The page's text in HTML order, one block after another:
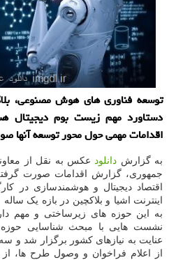
توسعه فناوری های هوش مصنوعی،
اقدامات مهمی حول محور توسعه آنها
به گزارش دانلود عکس به نقل از
جمهوری، گزارش اقدامات صورت
اقتصاد دیجیتال و هوشمندسازی در
به این حوزه های زیرساختی و مهم
نشست هایی با مبحث شناسایی حوزه
عنایت به نیازهای کشور برگزار شد و
از اعلام فراخوان و وصول طرح ها، از